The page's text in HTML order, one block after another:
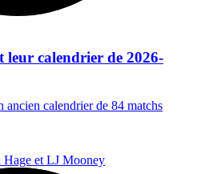
leur calendrier de 2026-
calendrier de 84 matchs